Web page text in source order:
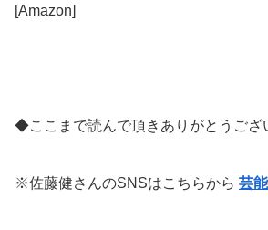
[Amazon]
◆ここまで読んで頂きありがとうご
※佐藤健さんのSNSはこちらから 芸